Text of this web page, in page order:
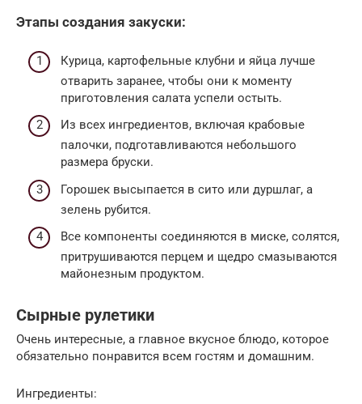
Этапы создания закуски:
Курица, картофельные клубни и яйца лучше
отварить заранее, чтобы они к моменту
приготовления салата успели остыть.
Из всех ингредиентов, включая крабовые
палочки, подготавливаются небольшого
размера бруски.
Горошек высыпается в сито или дуршлаг, а
зелень рубится.
Все компоненты соединяются в миске, солятся,
притрушиваются перцем и щедро смазываются
майонезным продуктом.
Сырные рулетики
Очень интересные, а главное вкусное блюдо, которое
обязательно понравится всем гостям и домашним.
Ингредиенты: